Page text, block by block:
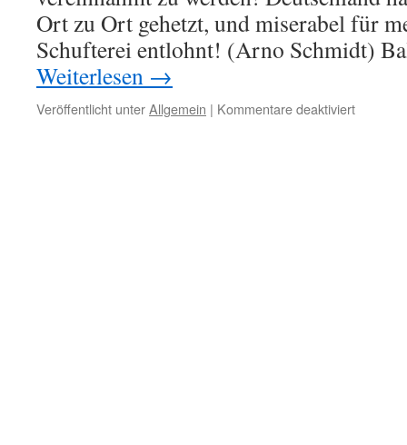
Ort zu Ort gehetzt, und miserabel für
Schufterei entlohnt! (Arno Schmidt)
Weiterlesen →
Veröffentlicht unterAllgemein | Kommentare deaktiviert